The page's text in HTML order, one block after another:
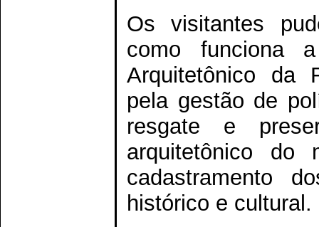
Os visitantes
como funciona
Arquitetônico da
pela gestão de
resgate e
arquitetônico do
cadastramento
histórico e cultural.